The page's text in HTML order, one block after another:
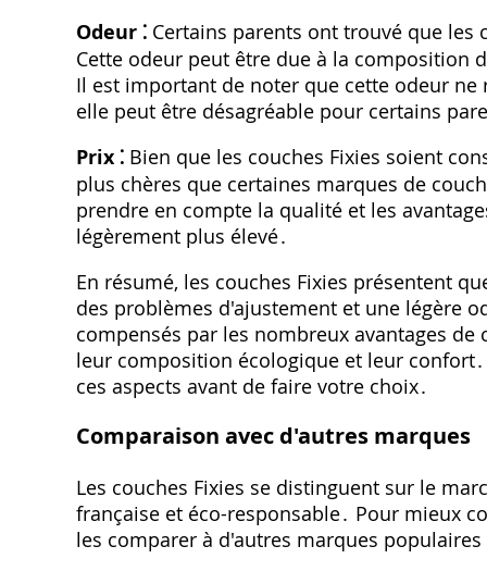
Odeur ⁚ Certains parents ont trouvé que les
Cette odeur peut être due à la composition
Il est important de noter que cette odeur ne
elle peut être désagréable pour certains
Prix ⁚ Bien que les couches Fixies soient
plus chères que certaines marques de
prendre en compte la qualité et les
légèrement plus élevé․
En résumé‚ les couches Fixies présentent
des problèmes d'ajustement et une légère
compensés par les nombreux avantages de
leur composition écologique et leur
ces aspects avant de faire votre choix․
Comparaison avec d'autres marques
Les couches Fixies se distinguent sur le
française et éco-responsable․ Pour mieux
les comparer à d'autres marques